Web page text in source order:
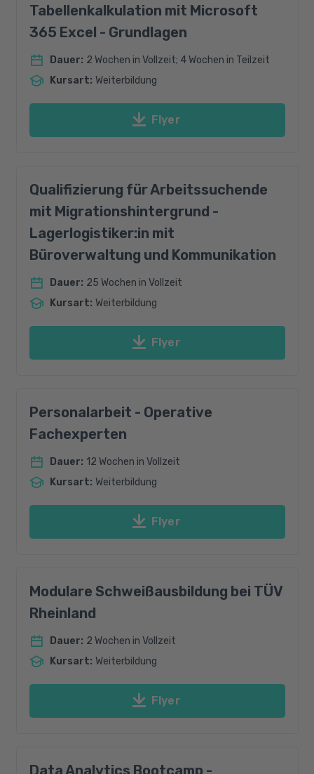
Tabellenkalkulation mit Microsoft
365 Excel - Grundlagen
Dauer: 2 Wochen in Vollzeit; 4 Wochen in Teilzeit
Kursart: Weiterbildung
Flyer
Qualifizierung für Arbeitssuchende
mit Migrationshintergrund -
Lagerlogistiker:in mit
Büroverwaltung und Kommunikation
Dauer: 25 Wochen in Vollzeit
Kursart: Weiterbildung
Flyer
Personalarbeit - Operative
Fachexperten
Dauer: 12 Wochen in Vollzeit
Kursart: Weiterbildung
Flyer
Modulare Schweißausbildung bei TÜV
Rheinland
Dauer: 2 Wochen in Vollzeit
Kursart: Weiterbildung
Flyer
Data Analytics Bootcamp -